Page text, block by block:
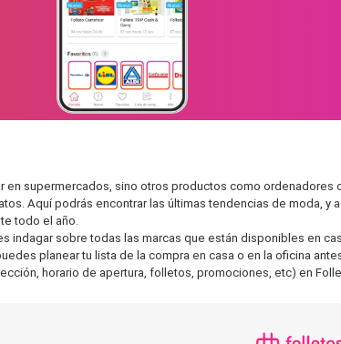
en supermercados, sino otros productos como ordenadores
Aquí podrás encontrar las últimas tendencias de moda, y
todo el año.
sobre todas las marcas que están disponibles en
planear tu lista de la compra en casa o en la oficina
horario de apertura, folletos, promociones, etc) en